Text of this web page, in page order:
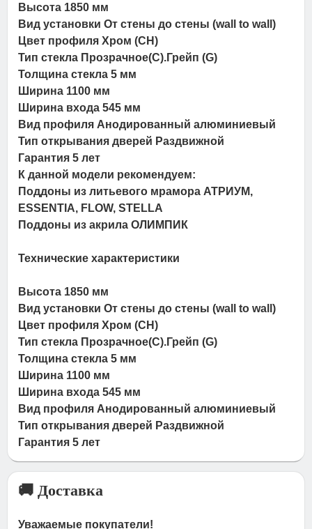
Высота 1850 мм
Вид установки От стены до стены (wall to wall)
Цвет профиля Хром (СН)
Тип стекла Прозрачное(C).Грейп (G)
Толщина стекла 5 мм
Ширина 1100 мм
Ширина входа 545 мм
Вид профиля Анодированный алюминиевый
Тип открывания дверей Раздвижной
Гарантия 5 лет
К данной модели рекомендуем:
Поддоны из литьевого мрамора АТРИУМ,
ESSENTIA, FLOW, STELLA
Поддоны из акрила ОЛИМПИК
Технические характеристики
Высота 1850 мм
Вид установки От стены до стены (wall to wall)
Цвет профиля Хром (СН)
Тип стекла Прозрачное(C).Грейп (G)
Толщина стекла 5 мм
Ширина 1100 мм
Ширина входа 545 мм
Вид профиля Анодированный алюминиевый
Тип открывания дверей Раздвижной
Гарантия 5 лет
🚚 Доставка
Уважаемые покупатели!